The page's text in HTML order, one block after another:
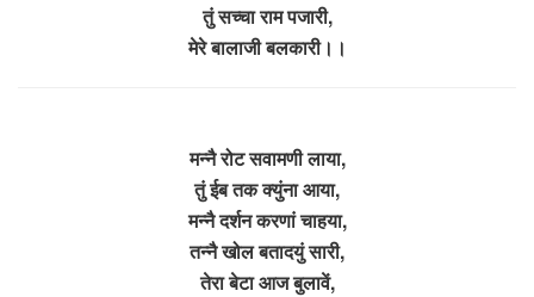
तुं सच्चा राम पजारी,
मेरे बालाजी बलकारी।।
मन्नै रोट सवामणी लाया,
तुं ईब तक क्युंना आया,
मन्नै दर्शन करणां चाहया,
तन्नै खोल बतादयुं सारी,
तेरा बेटा आज बुलावें,